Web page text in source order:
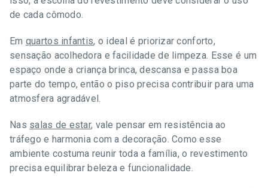
de cada cômodo.
Em quartos infantis, o ideal é priorizar conforto,
sensação acolhedora e facilidade de limpeza. Esse é um
espaço onde a criança brinca, descansa e passa boa
parte do tempo, então o piso precisa contribuir para uma
atmosfera agradável.
Nas salas de estar, vale pensar em resistência ao
tráfego e harmonia com a decoração. Como esse
ambiente costuma reunir toda a família, o revestimento
precisa equilibrar beleza e funcionalidade.